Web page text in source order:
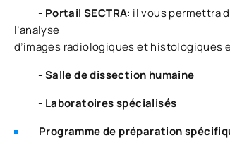
- Portail SECTRA: il vous permettra
l’analyse
d’images radiologiques et histologiques
- Salle de dissection humaine
- Laboratoires spécialisés
Programme de préparation